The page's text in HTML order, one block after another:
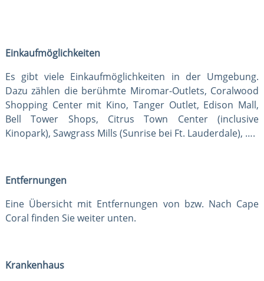
Einkaufmöglichkeiten
Es gibt viele Einkaufmöglichkeiten in der Umgebung.
Dazu zählen die berühmte Miromar-Outlets, Coralwood
Shopping Center mit Kino, Tanger Outlet, Edison Mall,
Bell Tower Shops, Citrus Town Center (inclusive
Kinopark), Sawgrass Mills (Sunrise bei Ft. Lauderdale), ….
Entfernungen
Eine Übersicht mit Entfernungen von bzw. Nach Cape
Coral finden Sie weiter unten.
Krankenhaus